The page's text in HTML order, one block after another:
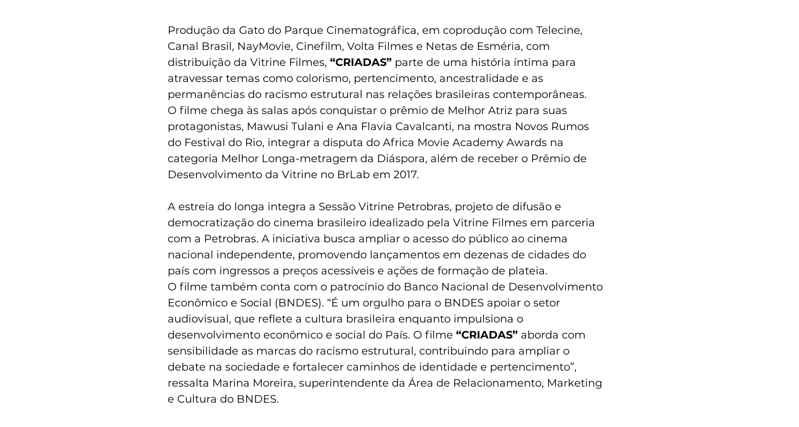
Produção da Gato do Parque Cinematográfica, em coprodução com Telecine,
Canal Brasil, NayMovie, Cinefilm, Volta Filmes e Netas de Esméria, com
distribuição da Vitrine Filmes, “CRIADAS” parte de uma história íntima para
atravessar temas como colorismo, pertencimento, ancestralidade e as
permanências do racismo estrutural nas relações brasileiras contemporâneas.
O filme chega às salas após conquistar o prêmio de Melhor Atriz para suas
protagonistas, Mawusi Tulani e Ana Flavia Cavalcanti, na mostra Novos Rumos
do Festival do Rio, integrar a disputa do Africa Movie Academy Awards na
categoria Melhor Longa-metragem da Diáspora, além de receber o Prêmio de
Desenvolvimento da Vitrine no BrLab em 2017.
A estreia do longa integra a Sessão Vitrine Petrobras, projeto de difusão e
democratização do cinema brasileiro idealizado pela Vitrine Filmes em parceria
com a Petrobras. A iniciativa busca ampliar o acesso do público ao cinema
nacional independente, promovendo lançamentos em dezenas de cidades do
país com ingressos a preços acessíveis e ações de formação de plateia.
O filme também conta com o patrocínio do Banco Nacional de Desenvolvimento
Econômico e Social (BNDES). “É um orgulho para o BNDES apoiar o setor
audiovisual, que reflete a cultura brasileira enquanto impulsiona o
desenvolvimento econômico e social do País. O filme “CRIADAS” aborda com
sensibilidade as marcas do racismo estrutural, contribuindo para ampliar o
debate na sociedade e fortalecer caminhos de identidade e pertencimento”,
ressalta Marina Moreira, superintendente da Área de Relacionamento, Marketing
e Cultura do BNDES.